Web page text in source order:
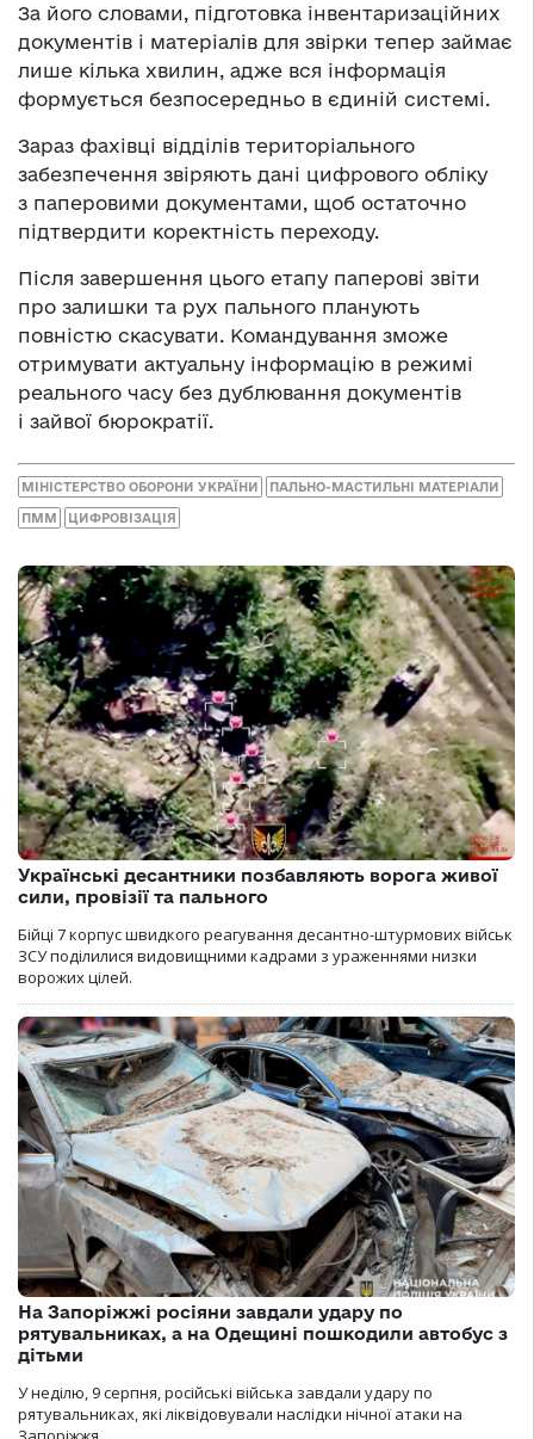
За його словами, підготовка інвентаризаційних
документів і матеріалів для звірки тепер займає
лише кілька хвилин, адже вся інформація
формується безпосередньо в єдиній системі.
Зараз фахівці відділів територіального
забезпечення звіряють дані цифрового обліку
з паперовими документами, щоб остаточно
підтвердити коректність переходу.
Після завершення цього етапу паперові звіти
про залишки та рух пального планують
повністю скасувати. Командування зможе
отримувати актуальну інформацію в режимі
реального часу без дублювання документів
і зайвої бюрократії.
МІНІСТЕРСТВО ОБОРОНИ УКРАЇНИ ПАЛЬНО-МАСТИЛЬНІ МАТЕРІАЛИ
ПММ ЦИФРОВІЗАЦІЯ
Українські десантники позбавляють ворога живої
сили, провізії та пального
Бійці 7 корпус швидкого реагування десантно-штурмових військ
ЗСУ поділилися видовищними кадрами з ураженнями низки
ворожих цілей.
На Запоріжжі росіяни завдали удару по
рятувальниках, а на Одещині пошкодили автобус з
дітьми
У неділю, 9 серпня, російські війська завдали удару по
рятувальниках, які ліквідовували наслідки нічної атаки на